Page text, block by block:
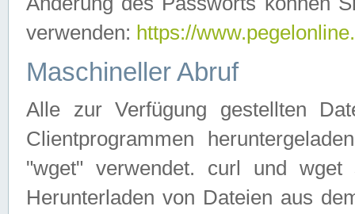
verwenden: https://
Maschineller Abruf
Alle zur Verfügung gestellten
Clientprogrammen
"wget" verwendet. curl und wget
Herunterladen von Dateien aus